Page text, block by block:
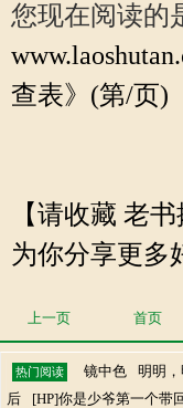
您现在阅读的
查表》(第/页)
【请收藏 老
为你分享更多
上一页 首页
热门阅读 镜中色 明明，
后
[HP]你是少爷第一个带